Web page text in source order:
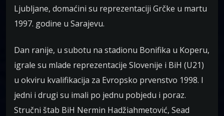
Ljubljane, domaćini su reprezentaciji Grčke u martu
1997. godine u Sarajevu.
Dan ranije, u subotu na stadionu Bonifika u Koperu,
igrale su mlade reprezentacije Slovenije i BiH (U21)
u okviru kvalifikacija za Evropsko prvenstvo 1998. I
jedni i drugi su imali po jednu pobjedu i poraz.
Stručni štab BiH Nermin Hadžiahmetović, Sead